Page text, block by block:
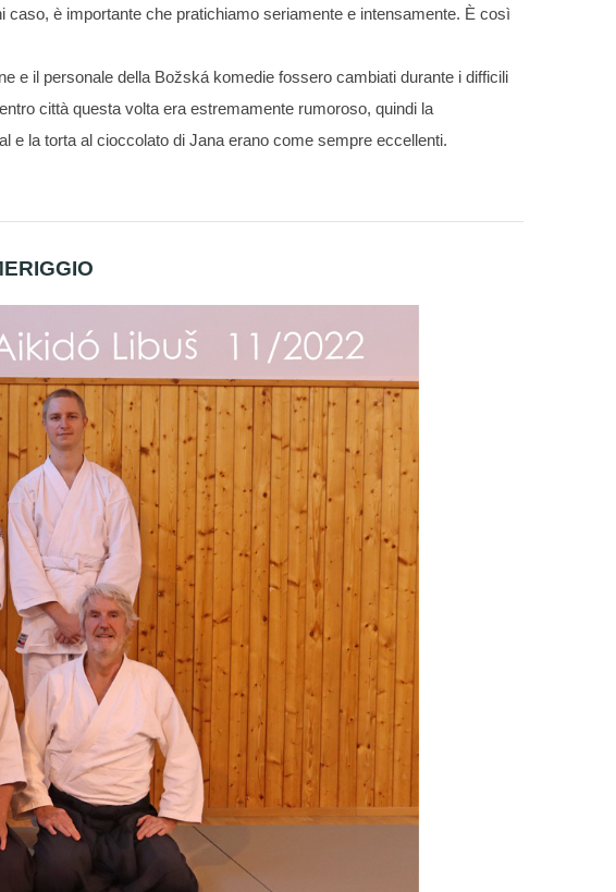
è importante che pratichiamo seriamente e intensamente. È così
e il personale della Božská komedie fossero cambiati durante i difficili
città questa volta era estremamente rumoroso, quindi la
e la torta al cioccolato di Jana erano come sempre eccellenti.